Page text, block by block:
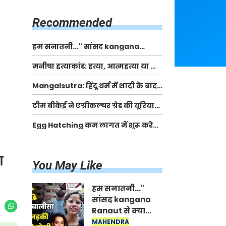
Recommended
हम सनातनी..." सांसद kangana
Ranaut से क्या बोली लड़की? Viral
Jantar-Mantar | CJP protest
मनीषा हत्याकांड: हत्या, आत्महत्या या कोई बड़ा राज?
| Full Story | Josh Haryana
Mangalsutra: हिंदू धर्म में शादी के बाद
मंगलसूत्र क्यों पहनती है महिलाएं, किसने
शुरु की ये परंपरा
टीम बीकेई ने एग्रीकल्चर ग्रेड की यूरिया
खाद गट्टों में बदलकर टेक्निकल ग्रेड में
बेचने वालों पर करवाई कार्रवाई:
Egg Hatching कम लागत में शुरू करे
You May Like
हम सनातनी..."
सांसद kangana
Ranaut से क्या
बोली लड़की? Viral
MAHENDRA